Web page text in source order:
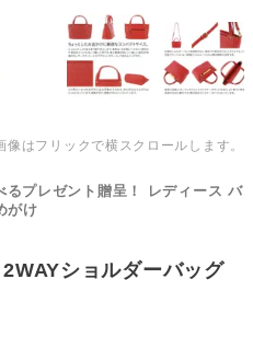
像はフリックで横スクロールします。
プレゼント贈呈！ レディース バ
がけ
ショルダーバッグ